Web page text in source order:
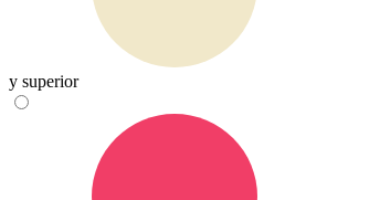
y superior